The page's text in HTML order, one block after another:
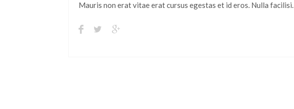
Mauris non erat vitae erat cursus egestas et id eros. Nulla facilisi.